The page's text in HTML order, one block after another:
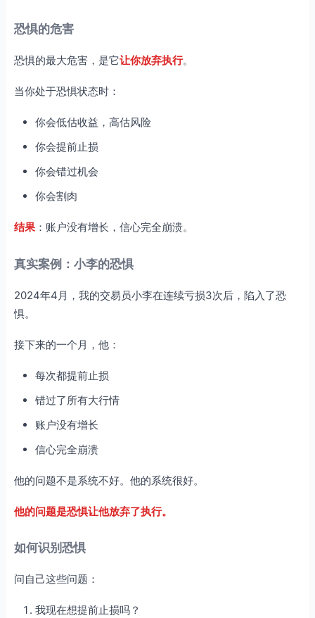
恐惧的危害
恐惧的最大危害，是它让你放弃执行。
当你处于恐惧状态时：
你会低估收益，高估风险
你会提前止损
你会错过机会
你会割肉
结果 ：账户没有增长，信心完全崩溃。
真实案例：小李的恐惧
2024年4月，我的交易员小李在连续亏损3次后，陷入了恐
惧。
接下来的一个月，他：
每次都提前止损
错过了所有大行情
账户没有增长
信心完全崩溃
他的问题不是系统不好。他的系统很好。
他的问题是恐惧让他放弃了执行。
如何识别恐惧
问自己这些问题：
我现在想提前止损吗？